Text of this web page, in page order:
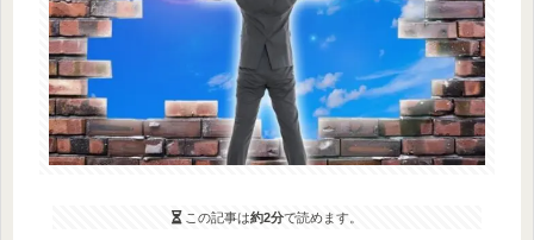
この記事は約2分で読めます。